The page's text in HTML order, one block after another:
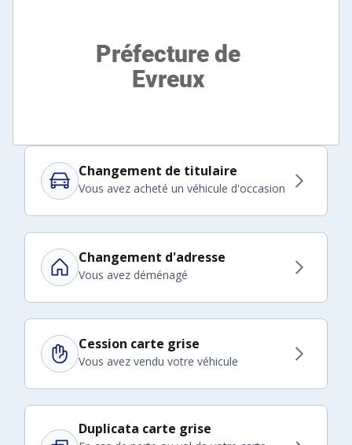
Changement de titulaire
Vous avez acheté un véhicule d'occasion
Changement d'adresse
Vous avez déménagé
Cession carte grise
Vous avez vendu votre véhicule
Duplicata carte grise